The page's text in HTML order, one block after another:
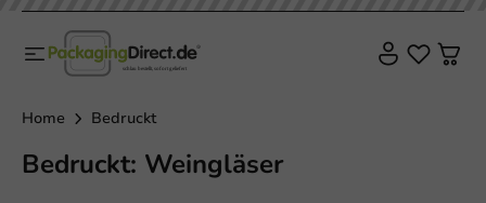
Home Bedruckt
Bedruckt: Weingläser